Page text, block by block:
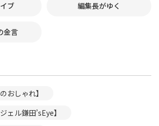
ブ 編集長がゆく
金言
おしゃれ】
ェル鎌田’sEye】